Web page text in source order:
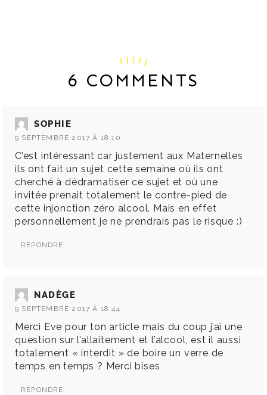
6 COMMENTS
SOPHIE
9 SEPTEMBRE 2017 À 18:10
C’est intéressant car justement aux Maternelles
ils ont fait un sujet cette semaine où ils ont
cherché à dédramatiser ce sujet et où une
invitée prenait totalement le contre-pied de
cette injonction zéro alcool. Mais en effet
personnellement je ne prendrais pas le risque :)
RÉPONDRE
NADÈGE
9 SEPTEMBRE 2017 À 18:44
Merci Eve pour ton article mais du coup j’ai une
question sur l’allaitement et l’alcool, est il aussi
totalement « interdit » de boire un verre de
temps en temps ? Merci bises
RÉPONDRE